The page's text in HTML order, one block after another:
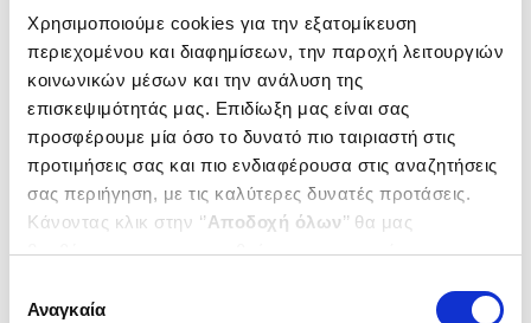
Χρησιμοποιούμε cookies για την εξατομίκευση
περιεχομένου και διαφημίσεων, την παροχή λειτουργιών
κοινωνικών μέσων και την ανάλυση της
επισκεψιμότητάς μας. Επιδίωξη μας είναι σας
προσφέρουμε μία όσο το δυνατό πιο ταιριαστή στις
προτιμήσεις σας και πιο ενδιαφέρουσα στις αναζητήσεις
σας περιήγηση, με τις καλύτερες δυνατές προτάσεις.
Κάνοντας κλικ στην ‘’Αποδοχή όλων’’ θα μας
βοηθήσετε να ανταποκριθούμε στα παραπάνω.
ενδιαφέρουν και να επιλέξετε από τα παρακάτω με την
συγκατάθεσης
Αναγκαία